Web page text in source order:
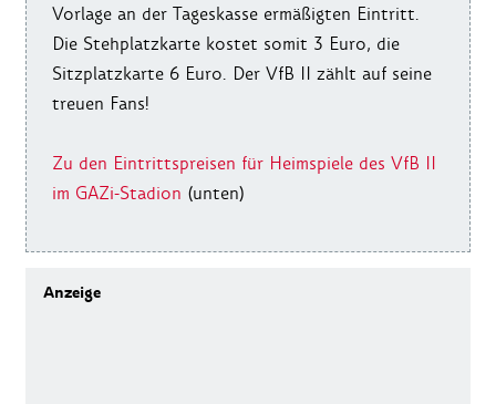
Vorlage an der Tageskasse ermäßigten Eintritt.
Die Stehplatzkarte kostet somit 3 Euro, die
Sitzplatzkarte 6 Euro. Der VfB II zählt auf seine
treuen Fans!
Zu den Eintrittspreisen für Heimspiele des VfB II
im GAZi-Stadion (unten)